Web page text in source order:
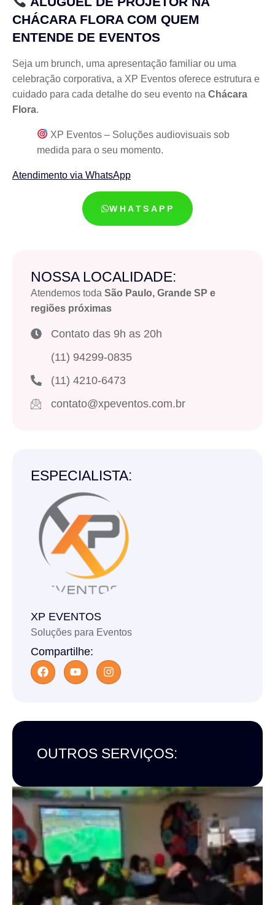
CHÁCARA FLORA COM QUEM
ENTENDE DE EVENTOS
Seja um brunch, uma apresentação familiar ou uma
celebração corporativa, a XP Eventos oferece estrutura e
cuidado para cada detalhe do seu evento na Chácara
Flora.
XP Eventos – Soluções audiovisuais sob
medida para o seu momento.
Atendimento via WhatsApp
WHATSAPP
NOSSA LOCALIDADE:
Atendemos toda São Paulo, Grande SP e
regiões próximas
Contato das 9h as 20h
(11) 94299-0835
(11) 4210-6473
contato@xpeventos.com.br
ESPECIALISTA:
XP EVENTOS
Soluções para Eventos
Compartilhe:
OUTROS SERVIÇOS: